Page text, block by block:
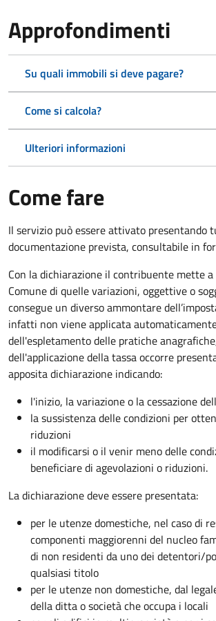
Approfondimenti
Su quali immobili si deve pagare?
Come si calcola?
Ulteriori informazioni
Come fare
Il servizio può essere attivato presentando
documentazione prevista, consultabile in
Con la dichiarazione il contribuente mette a
Comune di quelle variazioni, oggettive o
consegue un diverso ammontare
infatti non viene applicata
dell'espletamento delle pratiche
dell'applicazione della tassa occorre
apposita dichiarazione indicando:
l'inizio, la variazione o la cessazione
la sussistenza delle condizioni per
riduzioni
il modificarsi o il venir meno delle
beneficiare di agevolazioni o riduzioni.
La dichiarazione deve essere presentata:
per le utenze domestiche, nel caso di
componenti maggiorenni del nucleo
di non residenti da uno dei detentori/
qualsiasi titolo
per le utenze non domestiche, dal
della ditta o società che occupa i locali